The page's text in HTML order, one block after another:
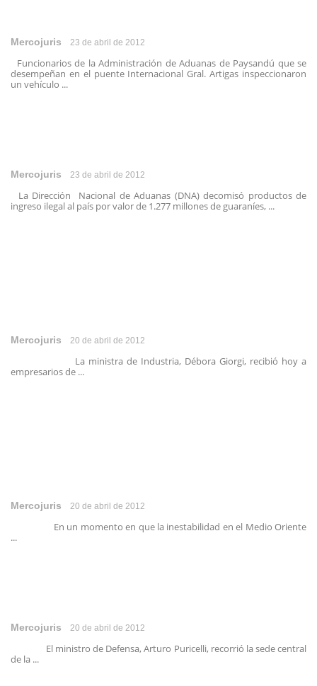
Mercojuris 23 de abril de 2012
Funcionarios de la Administración de Aduanas de Paysandú que se
desempeñan en el puente Internacional Gral. Artigas inspeccionaron
un vehículo ...
Mercojuris 23 de abril de 2012
La Dirección Nacional de Aduanas (DNA) decomisó productos de
ingreso ilegal al país por valor de 1.277 millones de guaraníes, ...
Mercojuris 20 de abril de 2012
La ministra de Industria, Débora Giorgi, recibió hoy a
empresarios de ...
Mercojuris 20 de abril de 2012
En un momento en que la inestabilidad en el Medio Oriente
...
Mercojuris 20 de abril de 2012
El ministro de Defensa, Arturo Puricelli, recorrió la sede central
de la ...